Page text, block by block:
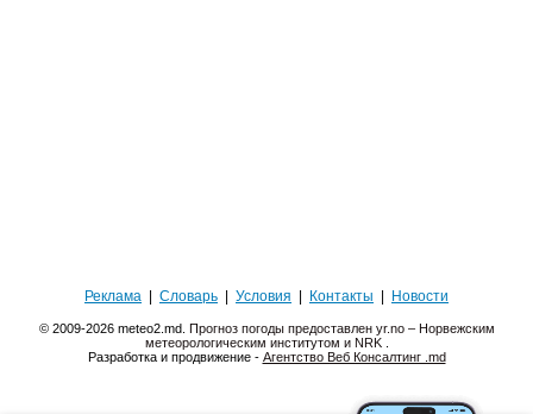
Реклама Словарь Условия Контакты Новости
© 2009-2026 meteo2.md. Прогноз погоды предоставлен yr.no – Норвежским
метеорологическим институтом и NRK .
Разработка и продвижение - Агентство Веб Консалтинг .md